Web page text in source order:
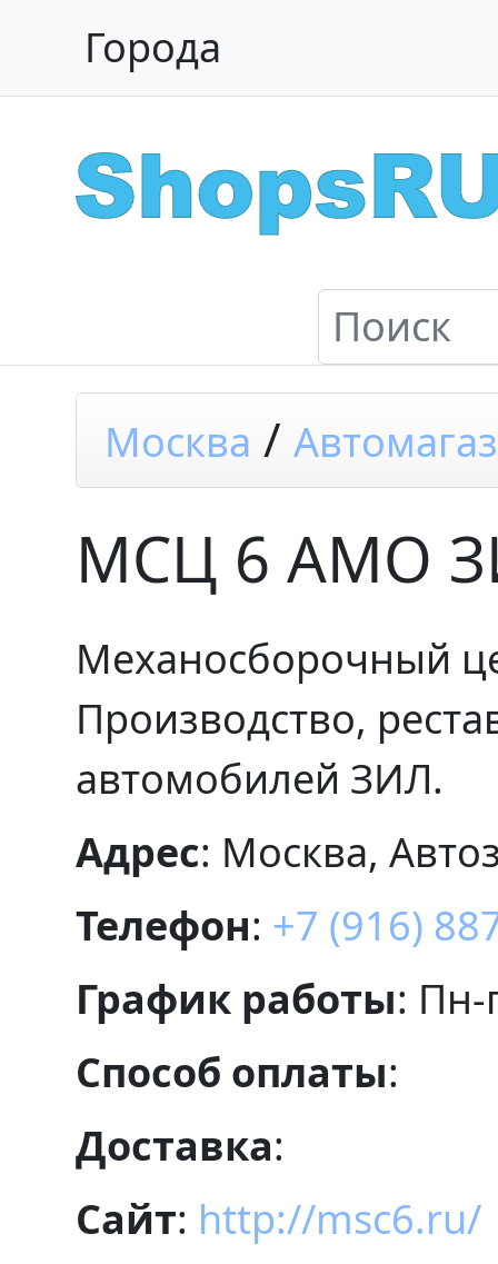
Города
Москва /
МСЦ 6 АМО
Механосборочный
Производство,
автомобилей ЗИЛ.
Адрес: Москва,
Телефон: +7 (916)
График работы: Пн-
Способ оплаты:
Доставка:
Сайт: http://msc6.ru/